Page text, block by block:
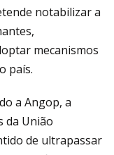
notabilizar a
mecanismos
país.
a Angop, a
da União
de ultrapassar